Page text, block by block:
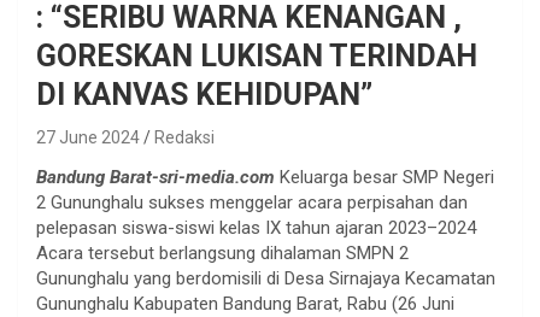
: “SERIBU WARNA KENANGAN ,
GORESKAN LUKISAN TERINDAH
DI KANVAS KEHIDUPAN”
27 June 2024 Redaksi
Bandung Barat-sri-media.com Keluarga besar SMP Negeri
2 Gununghalu sukses menggelar acara perpisahan dan
pelepasan siswa-siswi kelas IX tahun ajaran 2023–2024
Acara tersebut berlangsung dihalaman SMPN 2
Gununghalu yang berdomisili di Desa Sirnajaya Kecamatan
Gununghalu Kabupaten Bandung Barat, Rabu (26 Juni